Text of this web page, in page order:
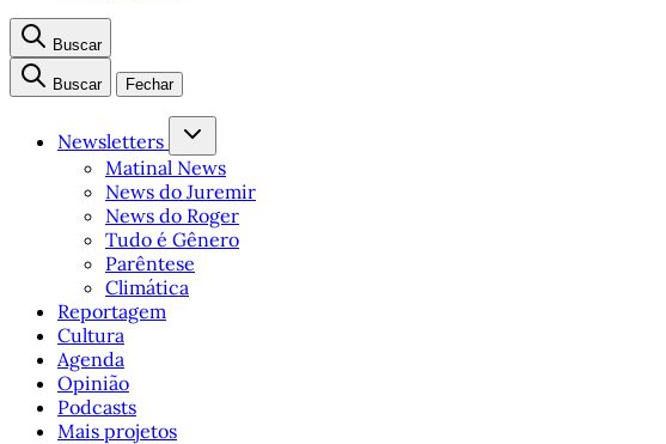
Buscar
Buscar Fechar
Newsletters
Matinal News
News do Juremir
News do Roger
Tudo é Gênero
Parêntese
Climática
Reportagem
Cultura
Agenda
Opinião
Podcasts
Mais projetos